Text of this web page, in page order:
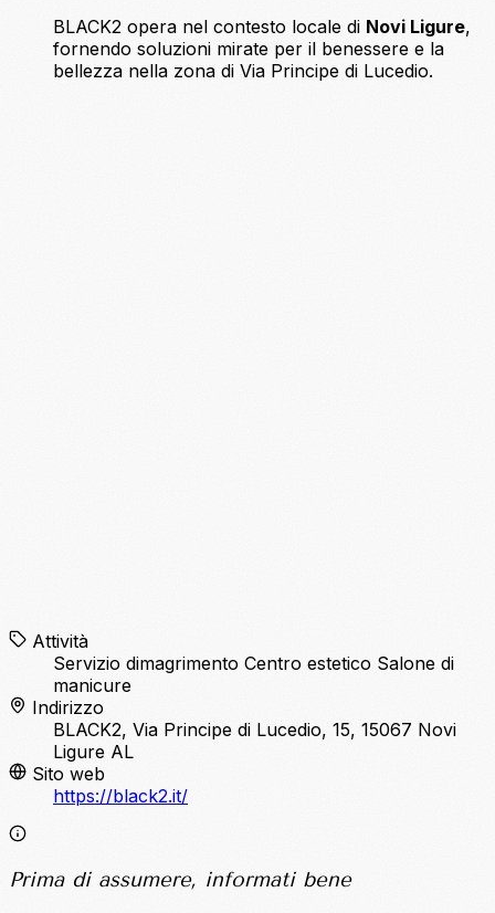
BLACK2 opera nel contesto locale di Novi Ligure,
fornendo soluzioni mirate per il benessere e la
bellezza nella zona di Via Principe di Lucedio.
Attività
Servizio dimagrimento Centro estetico Salone di
manicure
Indirizzo
BLACK2, Via Principe di Lucedio, 15, 15067 Novi
Ligure AL
Sito web
https://black2.it/
Prima di assumere, informati bene